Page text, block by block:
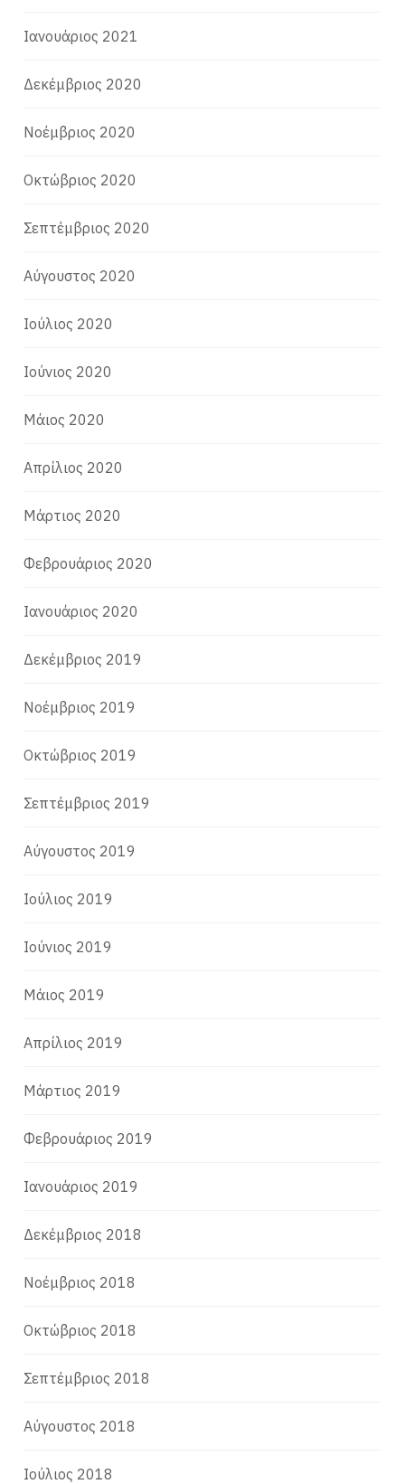
Ιανουάριος 2021
Δεκέμβριος 2020
Νοέμβριος 2020
Οκτώβριος 2020
Σεπτέμβριος 2020
Αύγουστος 2020
Ιούλιος 2020
Ιούνιος 2020
Μάιος 2020
Απρίλιος 2020
Μάρτιος 2020
Φεβρουάριος 2020
Ιανουάριος 2020
Δεκέμβριος 2019
Νοέμβριος 2019
Οκτώβριος 2019
Σεπτέμβριος 2019
Αύγουστος 2019
Ιούλιος 2019
Ιούνιος 2019
Μάιος 2019
Απρίλιος 2019
Μάρτιος 2019
Φεβρουάριος 2019
Ιανουάριος 2019
Δεκέμβριος 2018
Νοέμβριος 2018
Οκτώβριος 2018
Σεπτέμβριος 2018
Αύγουστος 2018
Ιούλιος 2018